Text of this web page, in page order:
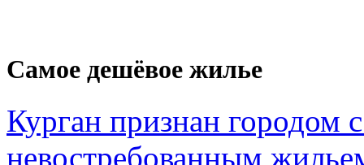
Самое дешёвое жилье
Курган признан
невостребованным